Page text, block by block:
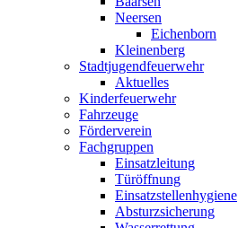
Neersen
Eichenborn
Kleinenberg
Stadtjugendfeuerwehr
Aktuelles
Kinderfeuerwehr
Fahrzeuge
Förderverein
Fachgruppen
Einsatzleitung
Türöffnung
Einsatzstellenhygiene
Absturzsicherung